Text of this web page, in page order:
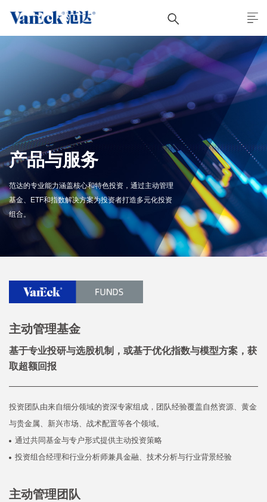
产品与服务
范达的专业能力涵盖核心和特色投资，通过主动管理
基金、ETF和指数解决方案为投资者打造多元化投资
组合。
主动管理基金
基于专业投研与选股机制，或基于优化指数与模型方案，获
取超额回报
投资团队由来自细分领域的资深专家组成，团队经验覆盖自然资源、黄金
与贵金属、新兴市场、战术配置等各个领域。
通过共同基金与专户形式提供主动投资策略
投资组合经理和行业分析师兼具金融、技术分析与行业背景经验
主动管理团队